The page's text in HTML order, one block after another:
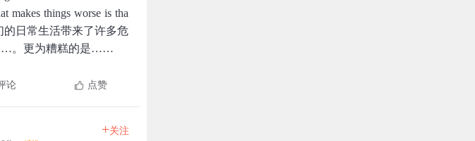
makes things worse is tha
日常生活带来了许多危
。更为糟糕的是……
论 点赞
+关注